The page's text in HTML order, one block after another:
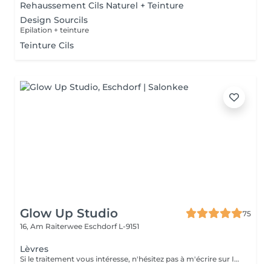
Rehaussement Cils Naturel + Teinture
Design Sourcils
Epilation + teinture
Teinture Cils
Glow Up Studio
75
16, Am Raiterwee Eschdorf L-9151
Lèvres
Si le traitement vous intéresse, n'hésitez pas à m'écrire sur Instagram. je vous donnerai toutes les informations que vous besoin.